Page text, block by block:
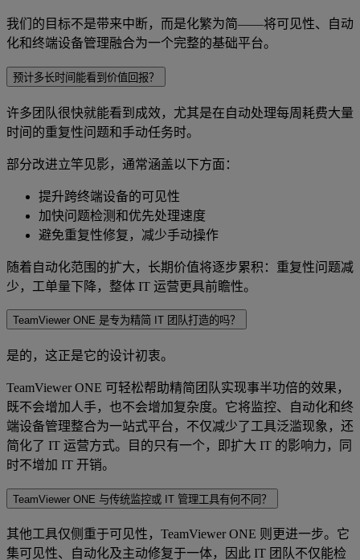
我们的目标不是带来中断，而是化繁为简——将可见性、自动
化和终端设备管理融合为一个完整的基础平台。
预计多长时间能看到价值回报？
许多团队很快就能看到成效，尤其是在自动处理每周耗费大量
时间的重复性问题和手动任务时。
部分改进立竿见影，通常涵盖以下方面：
提升跨终端设备的可见性
加快问题检测和优先处理速度
避免重复性修复，减少手动操作
随着自动化范围的扩大，长期价值将逐步累积：重复性问题减
少，工单量下降，整体 IT 运营更具前瞻性。
TeamViewer ONE 是专为精简 IT 团队打造的吗？
是的，这正是它的设计初衷。
TeamViewer ONE 可轻松帮助精简团队实现事半功倍的效果，
既不会增加人手，也不会增加复杂度。它将监控、自动化和终
端设备管理整合为一站式平台，不仅减少了工具泛滥现象，还
简化了 IT 运营方式。目的只有一个，即扩大 IT 的影响力，同
时不增加 IT 开销。
TeamViewer ONE 与传统监控或 IT 管理工具有何不同？
其他工具仅侧重于可见性，TeamViewer ONE 则更进一步。它
集可见性、自动化及主动修复于一体，因此 IT 团队不仅能检